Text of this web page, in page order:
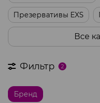
Презервативы EXS
Другие упаковки
Все
Фильтр 2
Бренд